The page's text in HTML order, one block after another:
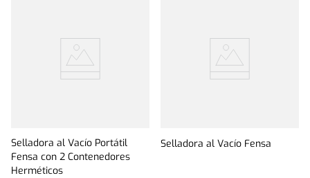
Selladora al Vacío Portátil
Fensa con 2 Contenedores
Herméticos
Selladora al Vacío Fensa